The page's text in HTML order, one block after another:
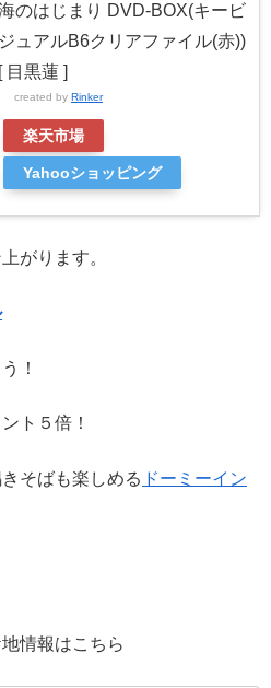
のはじまり DVD-BOX(キービ
ジュアルB6クリアファイル(赤))
[ 目黒蓮 ]
created by Rinker
楽天市場
Yahooショッピング
がります。
！
ト５倍！
そばも楽しめる ドーミーイン
情報はこちら